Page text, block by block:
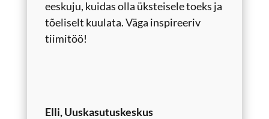
eeskuju, kuidas olla üksteisele toeks ja
tõeliselt kuulata. Väga inspireeriv
tiimitöö!
Elli, Uuskasutuskeskus